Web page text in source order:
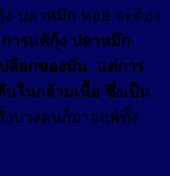
ง ปลาหมึก หอย จะต้อง
การแพ้กุ้ง ปลาหมึก
ลือกของมัน แต่การ
ในกล้ามเนื้อ ซึ่งเป็น
งบางคนก็อาจแพ้ทั้ง